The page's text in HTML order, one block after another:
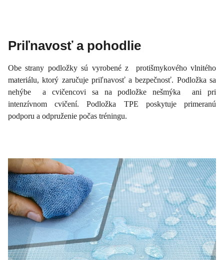
Priľnavosť a pohodlie
Obe strany podložky sú vyrobené z protišmykového vlnitého
materiálu, ktorý zaručuje priľnavosť a bezpečnosť. Podložka sa
nehýbe a cvičencovi sa na podložke nešmýka ani pri
intenzívnom cvičení. Podložka TPE poskytuje primeranú
podporu a odpruženie počas tréningu.